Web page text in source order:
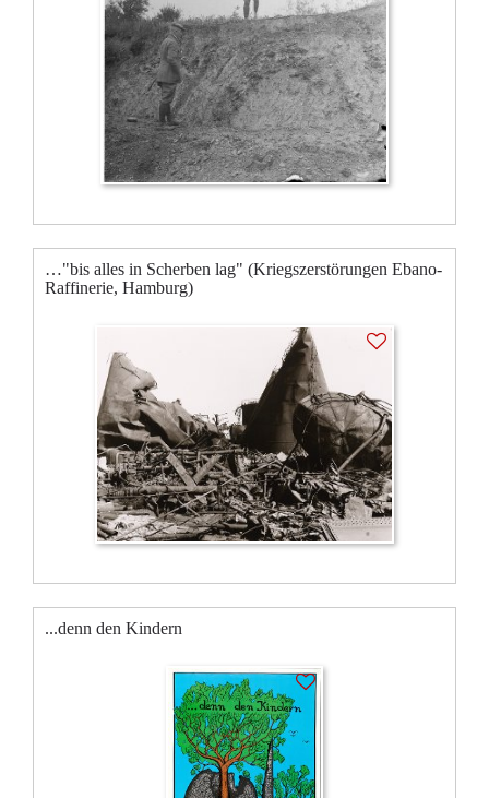
…"bis alles in Scherben lag" (Kriegszerstörungen Ebano-
Raffinerie, Hamburg)
...denn den Kindern